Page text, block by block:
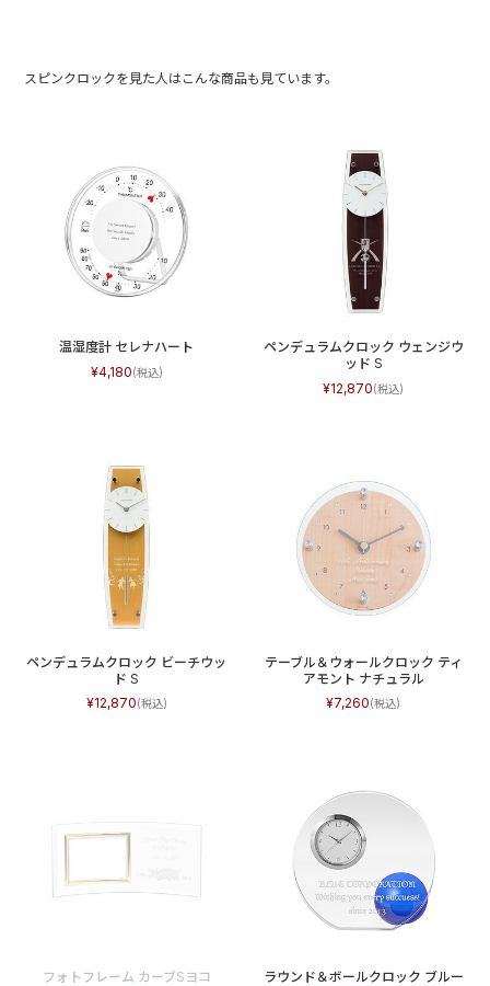
スピンクロックを見た人はこんな商品も見ています。
温湿度計 セレナハート
4,180
ペンデュラムクロック ウェンジウ
ッド S
12,870
ペンデュラムクロック ビーチウッ
ド S
12,870
テーブル＆ウォールクロック ティ
アモント ナチュラル
7,260
フォトフレーム カーブSヨコ
ラウンド＆ボールクロック ブルー